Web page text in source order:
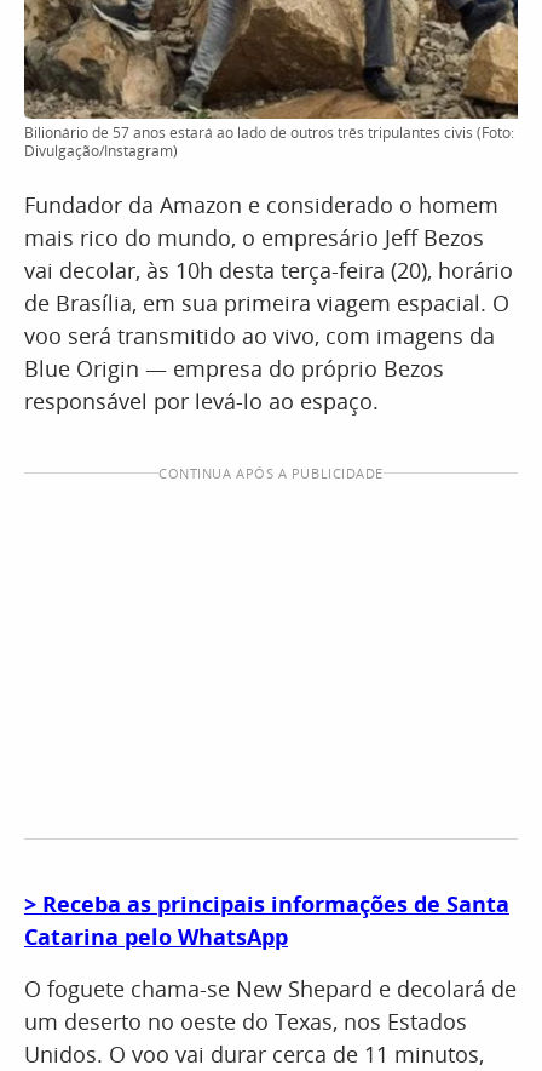
Bilionário de 57 anos estará ao lado de outros três tripulantes civis (Foto:
Divulgação/Instagram)
Fundador da Amazon e considerado o homem
mais rico do mundo, o empresário Jeff Bezos
vai decolar, às 10h desta terça-feira (20), horário
de Brasília, em sua primeira viagem espacial. O
voo será transmitido ao vivo, com imagens da
Blue Origin — empresa do próprio Bezos
responsável por levá-lo ao espaço.
CONTINUA APÓS A PUBLICIDADE
> Receba as principais informações de Santa
Catarina pelo WhatsApp
O foguete chama-se New Shepard e decolará de
um deserto no oeste do Texas, nos Estados
Unidos. O voo vai durar cerca de 11 minutos,